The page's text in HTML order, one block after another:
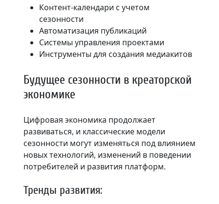
Контент-календари с учетом
сезонности
Автоматизация публикаций
Системы управления проектами
Инструменты для создания медиакитов
Будущее сезонности в креаторской
экономике
Цифровая экономика продолжает
развиваться, и классические модели
сезонности могут изменяться под влиянием
новых технологий, изменений в поведении
потребителей и развития платформ.
Тренды развития: